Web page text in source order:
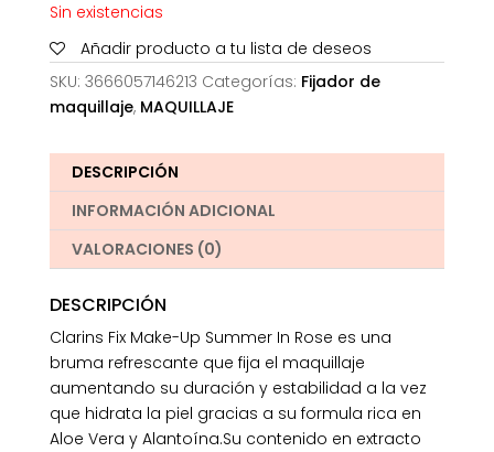
Sin existencias
Añadir producto a tu lista de deseos
SKU: 3666057146213 Categorías: Fijador de
maquillaje, MAQUILLAJE
DESCRIPCIÓN
INFORMACIÓN ADICIONAL
VALORACIONES (0)
DESCRIPCIÓN
Clarins Fix Make-Up Summer In Rose es una
bruma refrescante que fija el maquillaje
aumentando su duración y estabilidad a la vez
que hidrata la piel gracias a su formula rica en
Aloe Vera y Alantoína.Su contenido en extracto